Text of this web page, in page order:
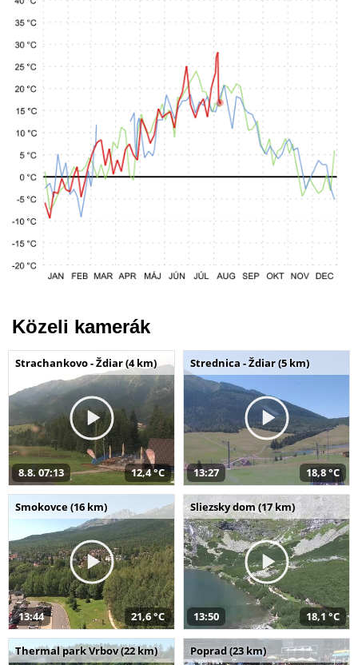
Közeli kamerák
Strachankovo - Ždiar (4 km)
8.8. 07:13 12,4 °C
Strednica - Ždiar (5 km)
13:27 18,8 °C
Smokovce (16 km)
13:44 21,6 °C
Sliezsky dom (17 km)
13:50 18,1 °C
Thermal park Vrbov (22 km) Poprad (23 km)